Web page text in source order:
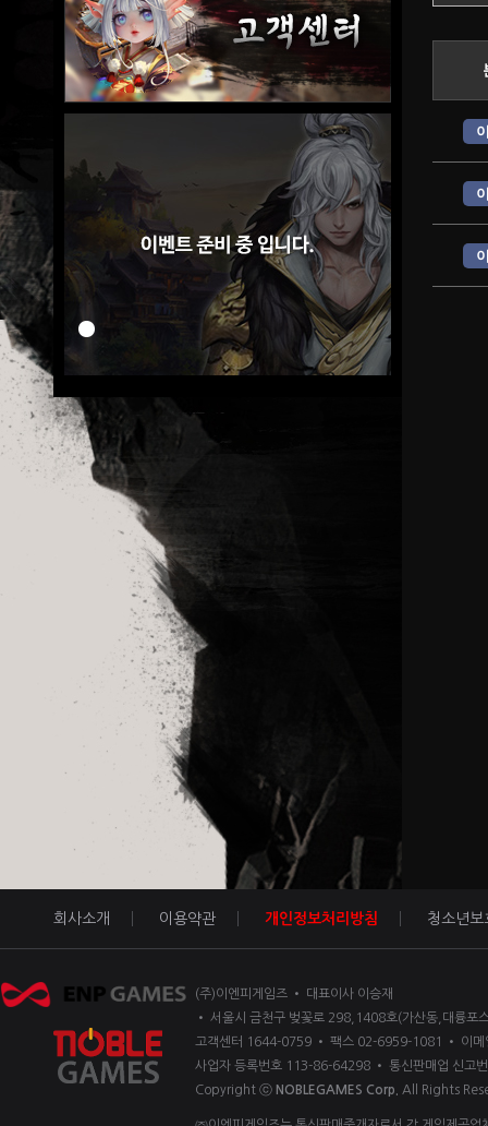
회사소개 이용약관 개인정보처리방침 청소년보
(주)이엔피게임즈 • 대표이사 이승재
• 서울시 금천구 벚꽃로 298,1408호(가산동,대륭포
고객센터 1644-0759 • 팩스 02-6959-1081 • 이
사업자 등록번호 113-86-64298 • 통신판매업 신고
Copyright ⓒ NOBLEGAMES Corp. All Rights